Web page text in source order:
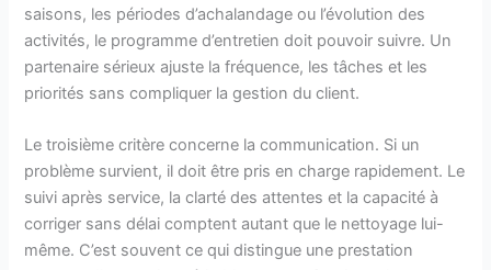
saisons, les périodes d’achalandage ou l’évolution des
activités, le programme d’entretien doit pouvoir suivre. Un
partenaire sérieux ajuste la fréquence, les tâches et les
priorités sans compliquer la gestion du client.
Le troisième critère concerne la communication. Si un
problème survient, il doit être pris en charge rapidement. Le
suivi après service, la clarté des attentes et la capacité à
corriger sans délai comptent autant que le nettoyage lui-
même. C’est souvent ce qui distingue une prestation